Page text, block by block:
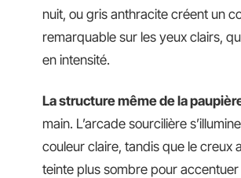
nuit, ou gris anthracite créent un
remarquable sur les yeux clairs,
en intensité.
La structure même de la
main. L’arcade sourcilière
couleur claire, tandis que le creux
teinte plus sombre pour accentuer